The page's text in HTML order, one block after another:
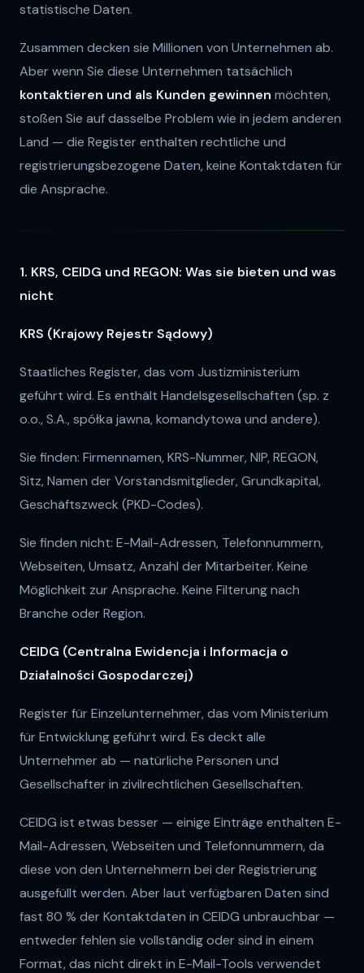
statistische Daten.
Zusammen decken sie Millionen von Unternehmen ab.
Aber wenn Sie diese Unternehmen tatsächlich
kontaktieren und als Kunden gewinnen möchten,
stoßen Sie auf dasselbe Problem wie in jedem anderen
Land — die Register enthalten rechtliche und
registrierungsbezogene Daten, keine Kontaktdaten für
die Ansprache.
1. KRS, CEIDG und REGON: Was sie bieten und was
nicht
KRS (Krajowy Rejestr Sądowy)
Staatliches Register, das vom Justizministerium
geführt wird. Es enthält Handelsgesellschaften (sp. z
o.o., S.A., spółka jawna, komandytowa und andere).
Sie finden: Firmennamen, KRS-Nummer, NIP, REGON,
Sitz, Namen der Vorstandsmitglieder, Grundkapital,
Geschäftszweck (PKD-Codes).
Sie finden nicht: E-Mail-Adressen, Telefonnummern,
Webseiten, Umsatz, Anzahl der Mitarbeiter. Keine
Möglichkeit zur Ansprache. Keine Filterung nach
Branche oder Region.
CEIDG (Centralna Ewidencja i Informacja o
Działalności Gospodarczej)
Register für Einzelunternehmer, das vom Ministerium
für Entwicklung geführt wird. Es deckt alle
Unternehmer ab — natürliche Personen und
Gesellschafter in zivilrechtlichen Gesellschaften.
CEIDG ist etwas besser — einige Einträge enthalten E-
Mail-Adressen, Webseiten und Telefonnummern, da
diese von den Unternehmern bei der Registrierung
ausgefüllt werden. Aber laut verfügbaren Daten sind
fast 80 % der Kontaktdaten in CEIDG unbrauchbar —
entweder fehlen sie vollständig oder sind in einem
Format, das nicht direkt in E-Mail-Tools verwendet